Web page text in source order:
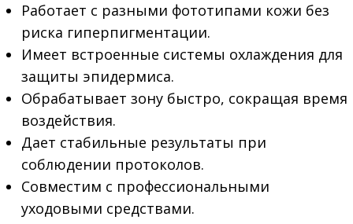
Работает с разными фототипами кожи без
риска гиперпигментации.
Имеет встроенные системы охлаждения для
защиты эпидермиса.
Обрабатывает зону быстро, сокращая время
воздействия.
Дает стабильные результаты при
соблюдении протоколов.
Совместим с профессиональными
уходовыми средствами.